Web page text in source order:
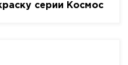
серии Космос